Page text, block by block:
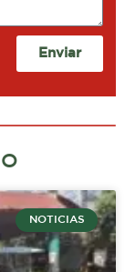
Enviar
NOTICIAS